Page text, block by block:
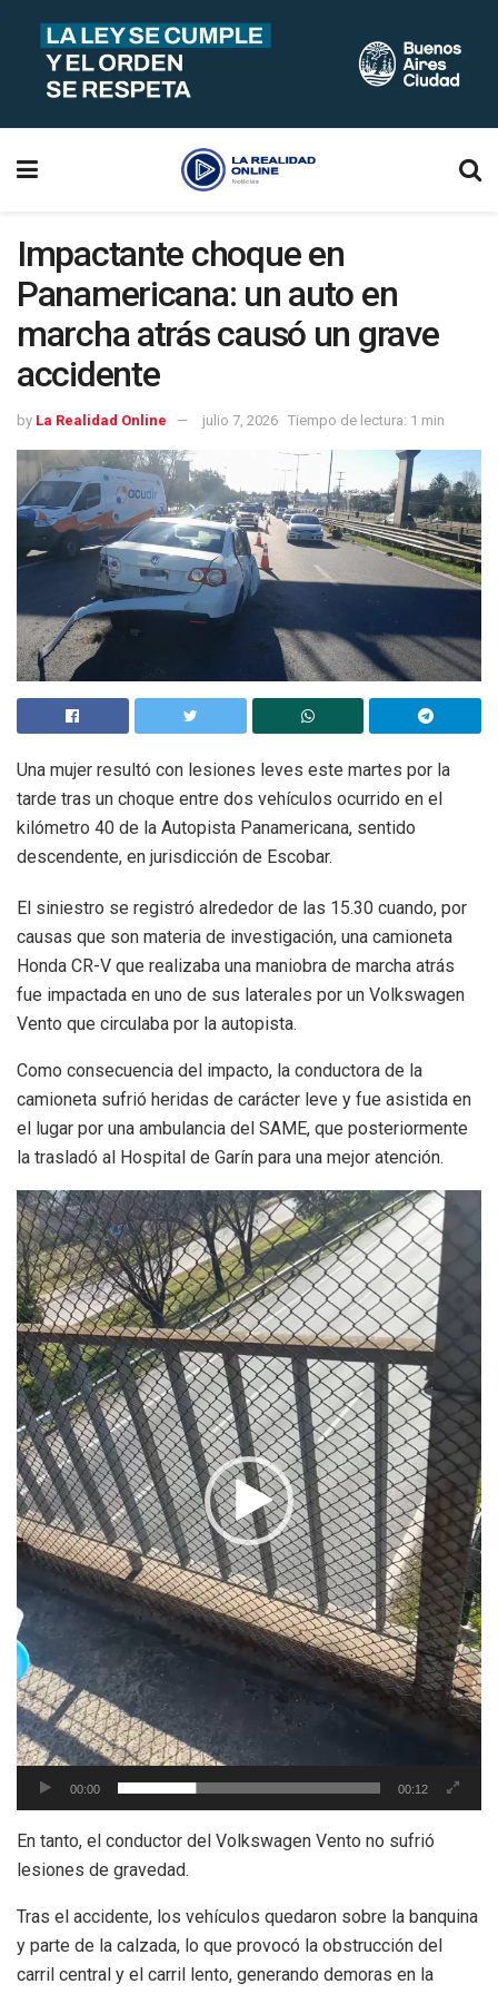
Impactante choque en
Panamericana: un auto en
marcha atrás causó un grave
accidente
by La Realidad Online julio 7, 2026 Tiempo de lectura: 1 min
Una mujer resultó con lesiones leves este martes por la
tarde tras un choque entre dos vehículos ocurrido en el
kilómetro 40 de la Autopista Panamericana, sentido
descendente, en jurisdicción de Escobar.
El siniestro se registró alrededor de las 15.30 cuando, por
causas que son materia de investigación, una camioneta
Honda CR-V que realizaba una maniobra de marcha atrás
fue impactada en uno de sus laterales por un Volkswagen
Vento que circulaba por la autopista.
Como consecuencia del impacto, la conductora de la
camioneta sufrió heridas de carácter leve y fue asistida en
el lugar por una ambulancia del SAME, que posteriormente
la trasladó al Hospital de Garín para una mejor atención.
Reproductor
de
video
00:00 00:12
En tanto, el conductor del Volkswagen Vento no sufrió
lesiones de gravedad.
Tras el accidente, los vehículos quedaron sobre la banquina
y parte de la calzada, lo que provocó la obstrucción del
carril central y el carril lento, generando demoras en la